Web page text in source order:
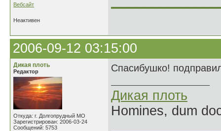
Вебсайт
Неактивен
2006-09-12 03:15:00
Дикая плоть
Редактор
Откуда: г. Долгопрудный МО
Зарегистрирован: 2006-03-24
Сообщений: 5753
Спасибушко!
Дикая плоть
Homines, dum